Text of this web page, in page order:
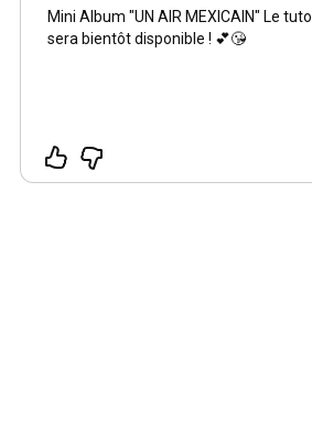
Mini Album "UN AIR MEXICAIN" Le tuto
sera bientôt disponible ! 💕😘